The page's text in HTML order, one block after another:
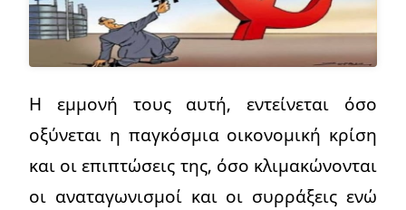
Η εμμονή τους αυτή, εντείνεται όσο
οξύνεται η παγκόσμια οικονομική κρίση
και οι επιπτώσεις της, όσο κλιμακώνονται
οι αναταγωνισμοί και οι συρράξεις ενώ